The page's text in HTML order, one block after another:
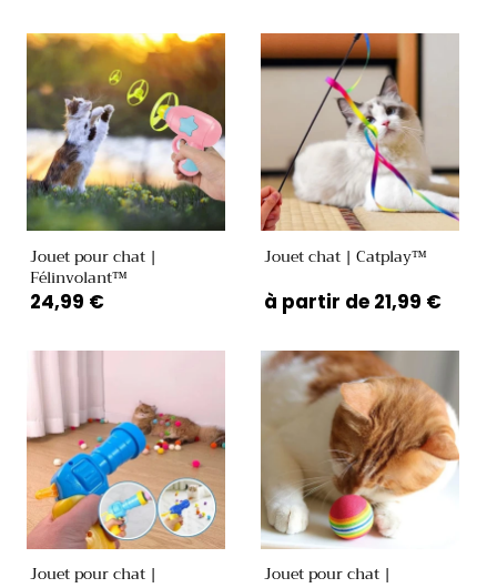
Jouet pour chat |
Félinvolant™
Prix
24,99 €
Jouet chat | Catplay™
Prix
habituel
à partir de 21,99 €
Jouet pour chat | Jouet pour chat |